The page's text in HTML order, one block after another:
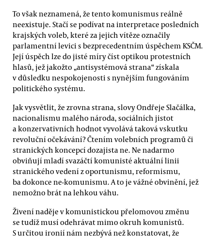
To však neznamená, že tento komunismus reálně
neexistuje. Stačí se podívat na interpretace posledních
krajských voleb, které za jejich vítěze označily
parlamentní levici s bezprecedentním úspěchem KSČM.
Její úspěch lze do jisté míry číst optikou protestních
hlasů, jež jakožto „antisystémová strana“ získala
v důsledku nespokojenosti s nynějším fungováním
politického systému.
Jak vysvětlit, že zrovna strana, slovy Ondřeje Slačálka,
nacionalismu malého národa, sociálních jistot
a konzervativních hodnot vyvolává taková vskutku
revoluční očekávání? Čtením volebních programů či
stranických koncepcí dozajista ne. Ne nadarmo
obviňují mladí svazáčtí komunisté aktuální linii
stranického vedení z oportunismu, reformismu,
ba dokonce ne-komunismu. A to je vážné obvinění, jež
nemožno brát na lehkou váhu.
Živení naděje v komunistickou přelomovou změnu
se tudíž musí odehrávat mimo okruh komunistů.
S určitou ironií nám nezbývá než konstatovat, že